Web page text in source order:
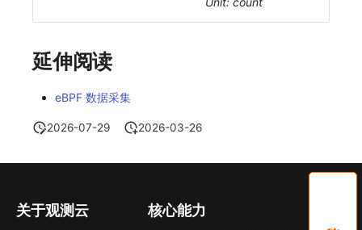
延伸阅读
eBPF 数据采集
2026-07-29 2026-03-26
关于观测云 核心能力